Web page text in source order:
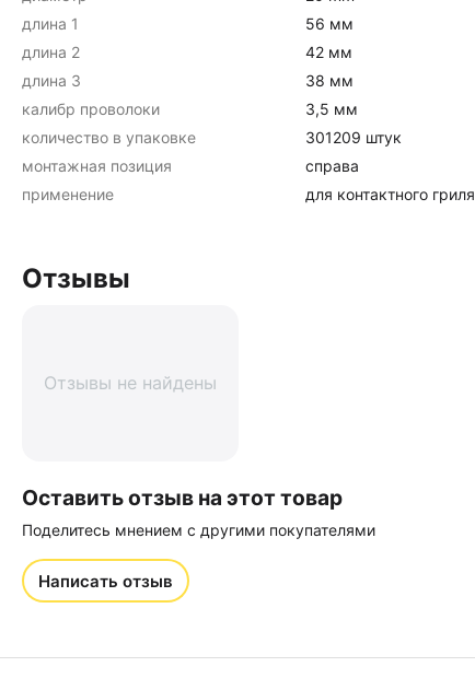
длина 1
56 мм
длина 2
42 мм
длина 3
38 мм
калибр проволоки
3,5 мм
количество в упаковке
301209 штук
монтажная позиция
справа
применение
для контактного гриля
Отзывы
Отзывы не найдены
Оставить отзыв на этот товар
Поделитесь мнением с другими покупателями
Написать отзыв